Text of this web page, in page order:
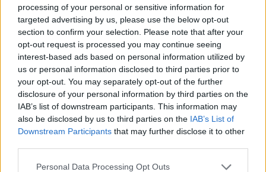
processing of your personal or sensitive information for
targeted advertising by us, please use the below opt-out
section to confirm your selection. Please note that after your
opt-out request is processed you may continue seeing
interest-based ads based on personal information utilized by
us or personal information disclosed to third parties prior to
your opt-out. You may separately opt-out of the further
disclosure of your personal information by third parties on the
IAB’s list of downstream participants. This information may
also be disclosed by us to third parties on the IAB’s List of
Downstream Participants that may further disclose it to other
Please note that this website/app uses one or more Google
Personal Data Processing Opt Outs
tudatosság fejlesztésére.
Szerelem: A szerelmi életed kiegyensúlyozott lesz 2025-
ben. Ha kapcsolatban élsz, Nostradamus szerint a
kölcsönös tisztelet és a kommunikáció mélyíti majd a
köteléketeket. Egyedülállóként egy különleges találkozás
hozhatja meg a boldogságot, amely váratlan helyről érkezik.
Az év közepén figyelj az érzelmi hullámzásokra, mert ezek
félreértéseket okozhatnak. A türelem és az őszinte